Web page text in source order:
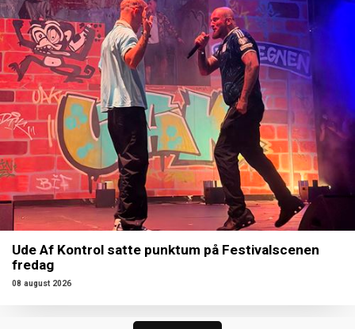
Ude Af Kontrol satte punktum på Festivalscenen
fredag
08 august 2026